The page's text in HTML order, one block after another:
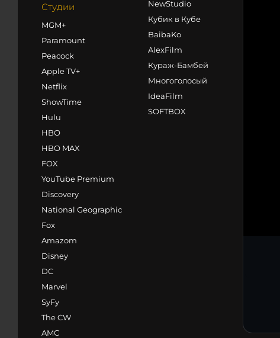
Студии
MGM+
Paramount
Peacock
Apple TV+
Netflix
ShowTime
Hulu
HBO
HBO MAX
FOX
YouTube Premium
Discovery
National Geographic
Fox
Amazom
Disney
DC
Marvel
SyFy
The CW
AMC
NewStudio
Кубик в Кубе
BaibaKo
AlexFilm
Кураж-Бамбей
Многоголосый
IdeaFilm
SOFTBOX